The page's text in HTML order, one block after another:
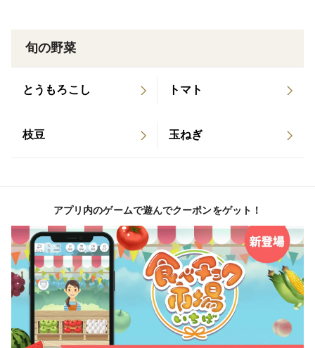
すい実用的なサイズ。
す。
●商品の特徴（Sサイズ）
品種： 安納紅（安納芋）
規格： Sサイズ（80g〜140g）
内容： 1kgあたり約8〜12個入り
特徴： 甘みがギュッと凝縮。初めての焼き芋にも使い
旬の野菜
とうもろこし トマト
枝豆 玉ねぎ
アプリ内のゲームで遊んでクーポンをゲット！